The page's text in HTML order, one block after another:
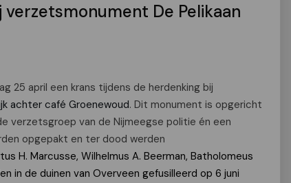
De Pelikaan
25 april een krans tijdens de herdenking bij
achter café Groenewoud. Dit monument is opgericht
verzetsgroep van de Nijmeegse politie én een
opgepakt en ter dood werden
H. Marcusse, Wilhelmus A. Beerman, Batholomeus
in de duinen van Overveen gefusilleerd op 6 juni